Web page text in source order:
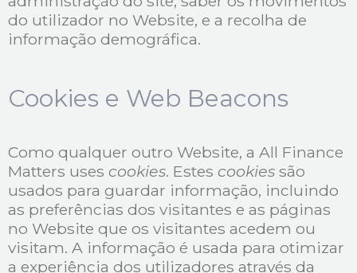
do utilizador no Website, e a recolha de
informação demográfica.
Cookies e Web Beacons
Como qualquer outro Website, a All Finance
Matters uses cookies. Estes cookies são
usados para guardar informação, incluindo
as preferências dos visitantes e as páginas
no Website que os visitantes acedem ou
visitam. A informação é usada para otimizar
a experiência dos utilizadores através da